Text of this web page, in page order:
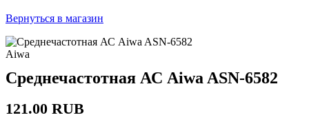
Вернуться в магазин
Aiwa
Среднечастотная АС Aiwa ASN-6582
121.00 RUB